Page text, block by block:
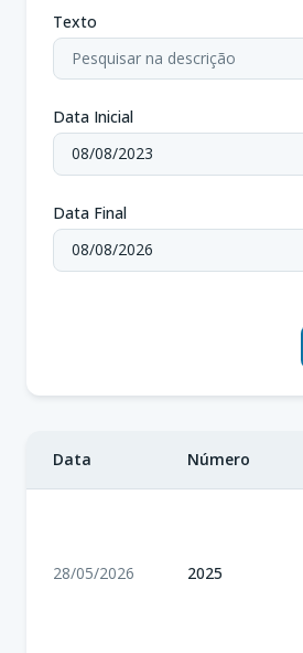
Texto
Data Inicial
Data Final
Data Número
28/05/2026 2025